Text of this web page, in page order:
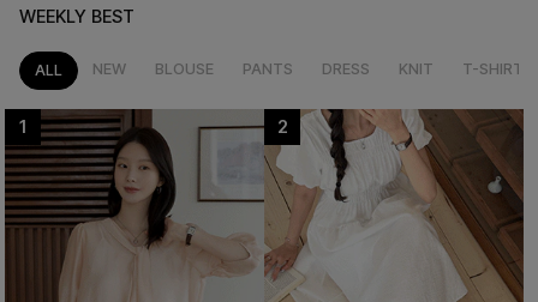
WEEKLY BEST
ALL NEW BLOUSE PANTS DRESS KNIT T-SHIRT